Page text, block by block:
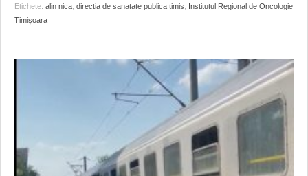
Etichete: alin nica, directia de sanatate publica timis, Institutul Regional de Oncologie
Timișoara